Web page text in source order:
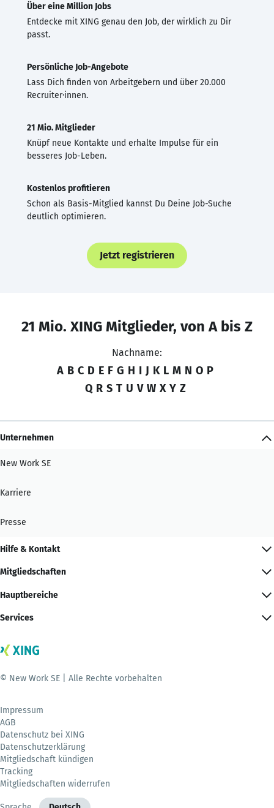
Über eine Million Jobs
Entdecke mit XING genau den Job, der wirklich zu Dir
passt.
Persönliche Job-Angebote
Lass Dich finden von Arbeitgebern und über 20.000
Recruiter·innen.
21 Mio. Mitglieder
Knüpf neue Kontakte und erhalte Impulse für ein
besseres Job-Leben.
Kostenlos profitieren
Schon als Basis-Mitglied kannst Du Deine Job-Suche
deutlich optimieren.
Jetzt registrieren
21 Mio. XING Mitglieder, von A bis Z
Nachname:
A B C D E F G H I J K L M N O P
Q R S T U V W X Y Z
Unternehmen
New Work SE
Karriere
Presse
Hilfe & Kontakt
Mitgliedschaften
Hauptbereiche
Services
© New Work SE | Alle Rechte vorbehalten
Impressum
AGB
Datenschutz bei XING
Datenschutzerklärung
Mitgliedschaft kündigen
Tracking
Mitgliedschaften widerrufen